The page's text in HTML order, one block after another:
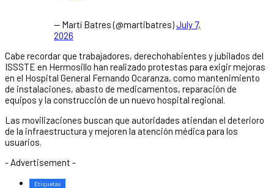
— Martí Batres (@martibatres)July 7,
2026
Cabe recordar que trabajadores, derechohabientes y jubilados del
ISSSTE en Hermosillo han realizado protestas para exigir mejoras
en el Hospital General Fernando Ocaranza, como mantenimiento
de instalaciones, abasto de medicamentos, reparación de
equipos y la construcción de un nuevo hospital regional.
Las movilizaciones buscan que autoridades atiendan el deterioro
de la infraestructura y mejoren la atención médica para los
usuarios.
- Advertisement -
Etiquetas